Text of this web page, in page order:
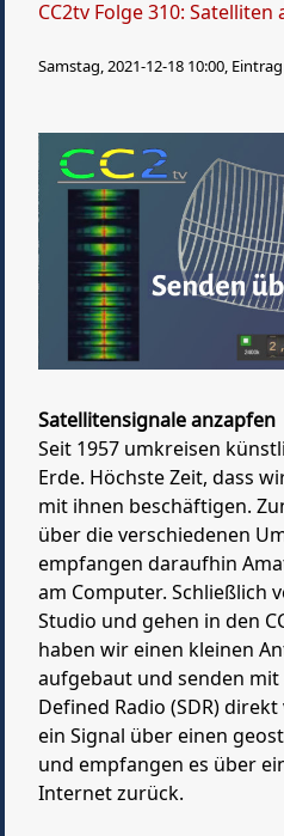
CC2tv Folge 310:
Samstag, 2021-12-18 10:00,
Satellitensignale anzapfen
Seit 1957 umkreisen
Erde. Höchste Zeit, dass
mit ihnen beschäftigen.
über die verschiedenen
empfangen daraufhin
am Computer. Schließlich
Studio und gehen in den
haben wir einen kleinen
aufgebaut und senden
Defined Radio (SDR)
ein Signal über einen
und empfangen es über
Internet zurück.